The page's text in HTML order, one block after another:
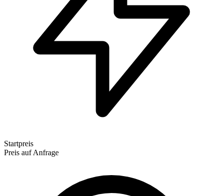
Startpreis
Preis auf Anfrage